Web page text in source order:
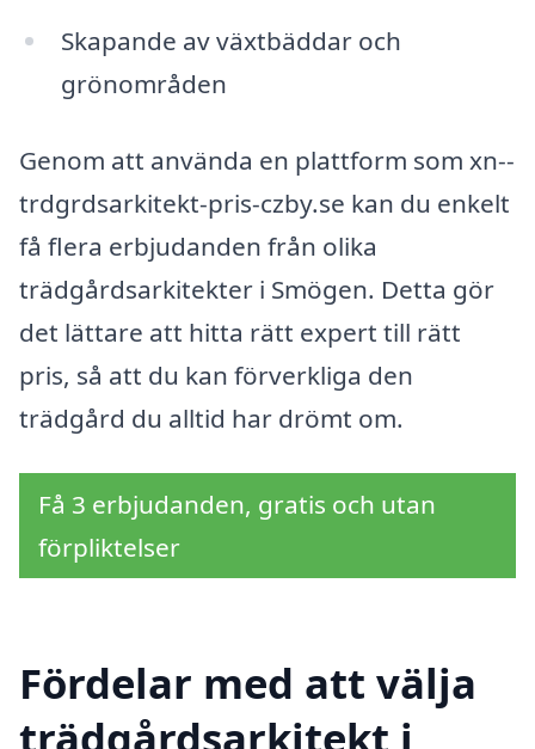
Skapande av växtbäddar och
grönområden
Genom att använda en plattform som xn--
trdgrdsarkitekt-pris-czby.se kan du enkelt
få flera erbjudanden från olika
trädgårdsarkitekter i Smögen. Detta gör
det lättare att hitta rätt expert till rätt
pris, så att du kan förverkliga den
trädgård du alltid har drömt om.
Få 3 erbjudanden, gratis och utan
förpliktelser
Fördelar med att välja
trädgårdsarkitekt i